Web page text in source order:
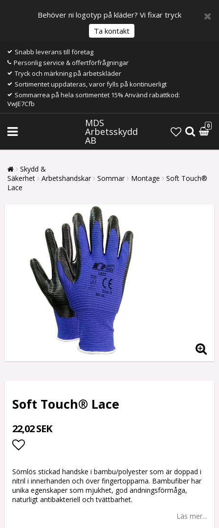
Behöver ni logotyp på kläder? Vi fixar tryck
Ta kontakt
Snabb leverans till företag
Personlig service & offertförfrågningar
Tryck och märkning på arbetskläder
Sortimentet uppdateras, varor fylls på kontinuerligt
Sommarrea på hela sortimentet 15% Använd rabattkod:
VwJE7Cfb
MDS
Arbetsskydd
AB
0
Skydd &
Säkerhet
Arbetshandskar Sommar Montage
Soft Touch®
Lace
Soft Touch® Lace
22,02 SEK
Sömlös stickad handske i bambu/polyester som är doppad i
nitril i innerhanden och över fingertopparna. Bambufiber har
unika egenskaper som mjukhet, god andningsförmåga,
naturligt antibakteriell och tvättbarhet.
Läs mer...